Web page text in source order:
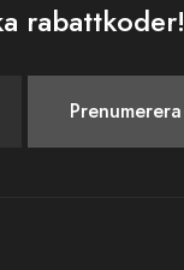
rabattkoder!